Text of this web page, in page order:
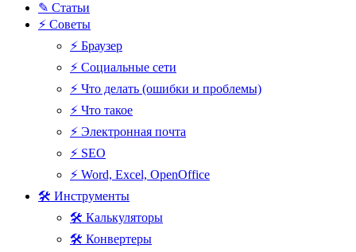
✎ Статьи
⚡ Советы
⚡ Браузер
⚡ Социальные сети
⚡ Что делать (ошибки и проблемы)
⚡ Что такое
⚡ Электронная почта
⚡ SEO
⚡ Word, Excel, OpenOffice
🛠 Инструменты
🛠 Калькуляторы
🛠 Конвертеры